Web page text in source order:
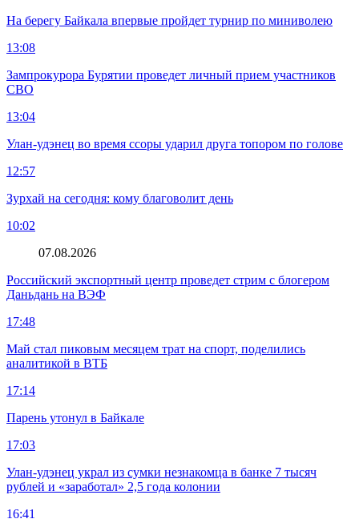
На берегу Байкала впервые пройдет турнир по миниволею
13:08
Зампрокурора Бурятии проведет личный прием участников
СВО
13:04
Улан-удэнец во время ссоры ударил друга топором по голове
12:57
Зурхай на сегодня: кому благоволит день
10:02
07.08.2026
Российский экспортный центр проведет стрим с блогером
Даньдань на ВЭФ
17:48
Май стал пиковым месяцем трат на спорт, поделились
аналитикой в ВТБ
17:14
Парень утонул в Байкале
17:03
Улан-удэнец украл из сумки незнакомца в банке 7 тысяч
рублей и «заработал» 2,5 года колонии
16:41